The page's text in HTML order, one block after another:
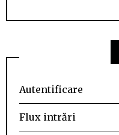
Autentificare
Flux intrări